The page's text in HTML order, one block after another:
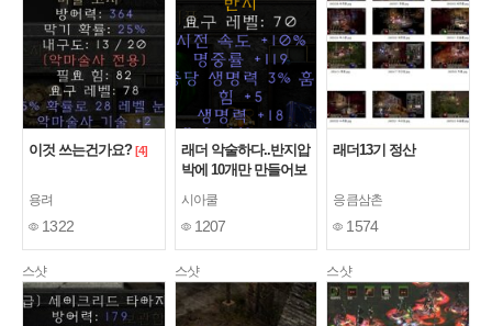
이것 쓰는건가요? [4]
용려
1322
래더 악술하다..반지압
박에 10개만 만들어보
시아쿨
1207
래더13기 정산
응큼삼촌
1574
스샷 스샷 스샷